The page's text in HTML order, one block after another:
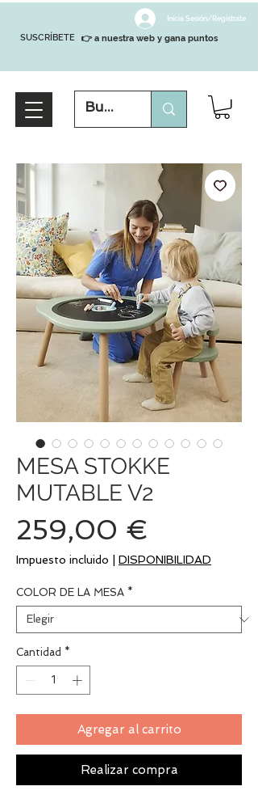
SUSCRÍBETE
Inicia Sesión/Regístrate
👉 a nuestra web y gana puntos
MESA STOKKE
MUTABLE V2
259,00 €
Impuesto incluido DISPONIBILIDAD
COLOR DE LA MESA *
Cantidad *
Agregar al carrito
Realizar compra